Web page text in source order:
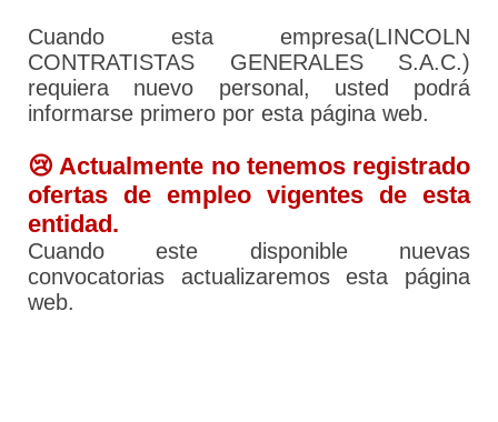
Cuando esta empresa(LINCOLN
CONTRATISTAS GENERALES S.A.C.)
requiera nuevo personal, usted podrá
informarse primero por esta página web.
😢 Actualmente no tenemos registrado
ofertas de empleo vigentes de esta
entidad.
Cuando este disponible nuevas
convocatorias actualizaremos esta página
web.